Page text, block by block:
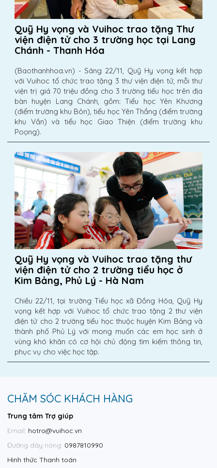
Quỹ Hy vọng và Vuihoc trao tặng Thư
viện điện tử cho 3 trường học tại Lang
Chánh - Thanh Hóa
(Baothanhhoa.vn) - Sáng 22/11, Quỹ Hy vọng kết hợp
với Vuihoc tổ chức trao tặng 3 thư viện điện tử, mỗi thư
viện trị giá 70 triệu đồng cho 3 trường tiểu học trên địa
bàn huyện Lang Chánh, gồm: Tiểu học Yên Khương
(điểm trường khu Bôn), tiểu học Yên Thắng (điểm trường
khu Vần) và tiểu học Giao Thiện (điểm trường khu
Poọng).
Quỹ Hy vọng và Vuihoc trao tặng thư
viện điện tử cho 2 trường tiểu học ở
Kim Bảng, Phủ Lý - Hà Nam
Chiều 22/11, tại trường Tiểu học xã Đồng Hóa, Quỹ Hy
vọng kết hợp với Vuihoc tổ chức trao tặng 2 thư viện
điện tử cho 2 trường tiểu học thuộc huyện Kim Bảng và
thành phố Phủ Lý với mong muốn các em học sinh ở
vùng khó khăn có cơ hội chủ động tìm kiếm thông tin,
phục vụ cho việc học tập.
CHĂM SÓC KHÁCH HÀNG
Trung tâm Trợ giúp
Email: hotro@vuihoc.vn
Đường dây nóng: 0987810990
Hình thức Thanh toán